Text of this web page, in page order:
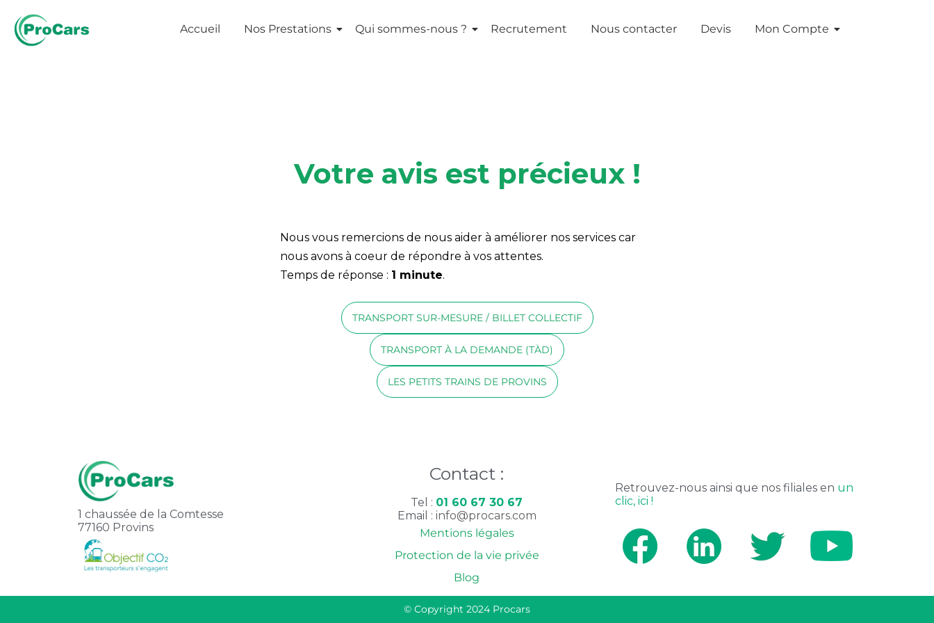
contenu
Accueil Nos Prestations Qui sommes-nous ? Recrutement Nous contacter Devis Mon Compte
Votre avis est précieux !
Nous vous remercions de nous aider à améliorer nos services car
nous avons à coeur de répondre à vos attentes.
Temps de réponse : 1 minute.
TRANSPORT SUR-MESURE / BILLET COLLECTIF
TRANSPORT À LA DEMANDE (TÀD)
LES PETITS TRAINS DE PROVINS
© Copyright 2024 Procars
1 chaussée de la Comtesse
77160 Provins
Contact :
Tel : 01 60 67 30 67
Email : info@procars.com
Mentions légales
Protection de la vie privée
Blog
Retrouvez-nous ainsi que nos filiales en un
clic, ici !